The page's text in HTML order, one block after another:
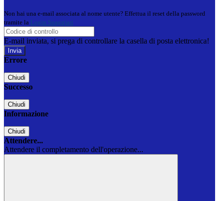
Non hai una e-mail associata al nome utente? Effettua il reset della password
tramite la Login Spaggiari
E-mail inviata, si prega di controllare la casella di posta elettronica!
Errore
Chiudi
Successo
Chiudi
Informazione
Chiudi
Attendere...
Attendere il completamento dell'operazione...